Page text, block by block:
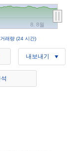
거래량 (24 시간)
8. 8월
내보내기